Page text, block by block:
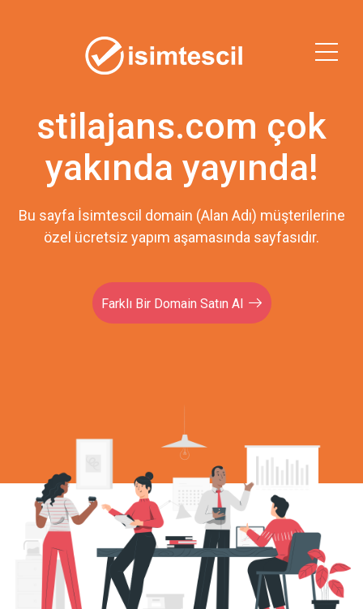
stilajans.com çok
yakında yayında!
Bu sayfa İsimtescil domain (Alan Adı) müşterilerine
özel ücretsiz yapım aşamasında sayfasıdır.
Farklı Bir Domain Satın Al